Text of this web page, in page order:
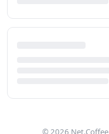
© 2026 Net.Coffee